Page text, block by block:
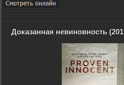
Доказанная невиновность